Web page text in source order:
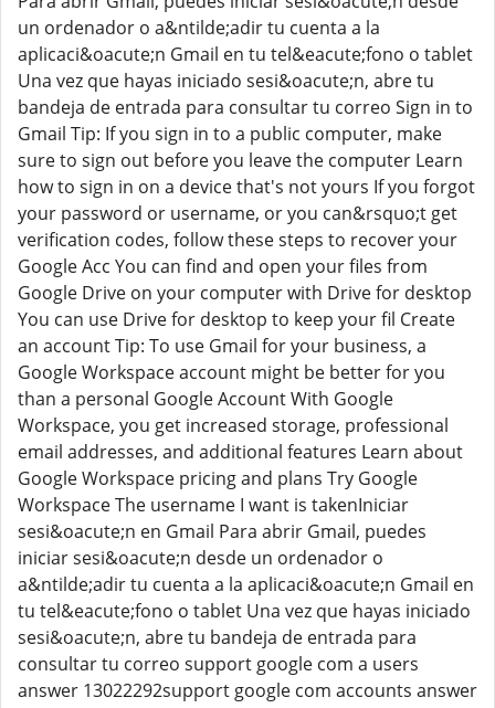
un ordenador o a&ntilde;adir tu cuenta a la
aplicaci&oacute;n Gmail en tu tel&eacute;fono o tablet
Una vez que hayas iniciado sesi&oacute;n, abre tu
bandeja de entrada para consultar tu correo Sign in to
Gmail Tip: If you sign in to a public computer, make
sure to sign out before you leave the computer Learn
how to sign in on a device that's not yours If you forgot
your password or username, or you can&rsquo;t get
verification codes, follow these steps to recover your
Google Acc You can find and open your files from
Google Drive on your computer with Drive for desktop
You can use Drive for desktop to keep your fil Create
an account Tip: To use Gmail for your business, a
Google Workspace account might be better for you
than a personal Google Account With Google
Workspace, you get increased storage, professional
email addresses, and additional features Learn about
Google Workspace pricing and plans Try Google
Workspace The username I want is takenIniciar
sesi&oacute;n en Gmail Para abrir Gmail, puedes
iniciar sesi&oacute;n desde un ordenador o
a&ntilde;adir tu cuenta a la aplicaci&oacute;n Gmail en
tu tel&eacute;fono o tablet Una vez que hayas iniciado
sesi&oacute;n, abre tu bandeja de entrada para
consultar tu correo support google com a users
answer 13022292support google com accounts answer